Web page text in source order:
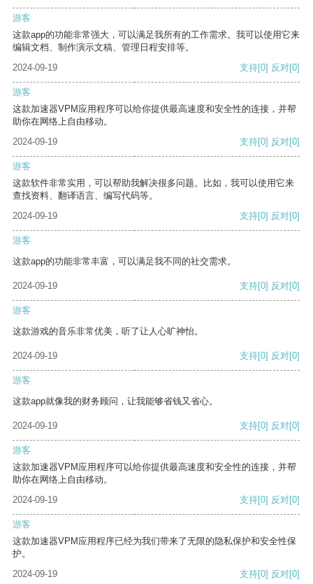
游客
这款app的功能非常强大，可以满足我所有的工作需求。我可以使用它来
编辑文档、制作演示文稿、管理日程安排等。
2024-09-19
支持[0] 反对[0]
游客
这款加速器VPM应用程序可以给你提供最高速度和安全性的连接，并帮
助你在网络上自由移动。
2024-09-19
支持[0] 反对[0]
游客
这款软件非常实用，可以帮助我解决很多问题。比如，我可以使用它来
查找资料、翻译语言、编写代码等。
2024-09-19
支持[0] 反对[0]
游客
这款app的功能非常丰富，可以满足我不同的社交需求。
2024-09-19 支持[0] 反对[0]
游客
这款游戏的音乐非常优美，听了让人心旷神怡。
2024-09-19 支持[0] 反对[0]
游客
这款app就像我的财务顾问，让我能够省钱又省心。
2024-09-19 支持[0] 反对[0]
游客
这款加速器VPM应用程序可以给你提供最高速度和安全性的连接，并帮
助你在网络上自由移动。
2024-09-19
支持[0] 反对[0]
游客
这款加速器VPM应用程序已经为我们带来了无限的隐私保护和安全性保
护。
2024-09-19
支持[0] 反对[0]